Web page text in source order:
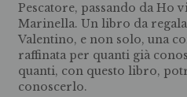
Pescatore, passando da Ho
Marinella. Un libro da
Valentino, e non solo, una
raffinata per quanti già
quanti, con questo libro,
conoscerlo.